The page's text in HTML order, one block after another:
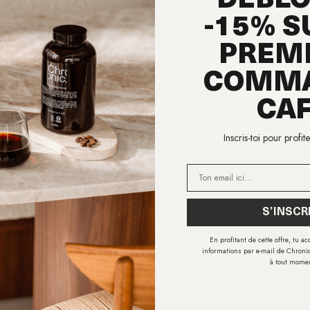
des bons plans et zéro
-15%
Inscris-toi pour
En profitant de cette offre, tu
informations par e-mail de
à tout